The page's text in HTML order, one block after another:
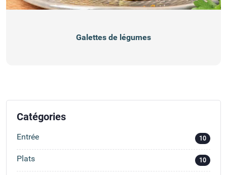
Galettes de légumes
Catégories
Entrée 10
Plats 10